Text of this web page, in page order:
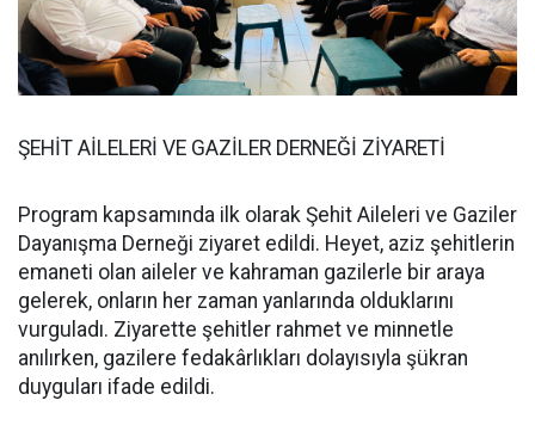
ŞEHİT AİLELERİ VE GAZİLER DERNEĞİ ZİYARETİ
Program kapsamında ilk olarak Şehit Aileleri ve Gaziler
Dayanışma Derneği ziyaret edildi. Heyet, aziz şehitlerin
emaneti olan aileler ve kahraman gazilerle bir araya
gelerek, onların her zaman yanlarında olduklarını
vurguladı. Ziyarette şehitler rahmet ve minnetle
anılırken, gazilere fedakârlıkları dolayısıyla şükran
duyguları ifade edildi.